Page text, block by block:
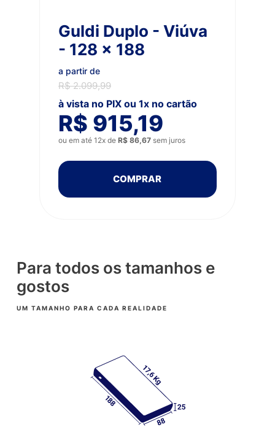
Guldi Duplo - Viúva
- 128 x 188
a partir de
R$ 2.099,99
à vista no PIX ou 1x no cartão
R$ 915,19
ou em até 12x de R$ 86,67sem juros
COMPRAR
Para todos os tamanhos e
gostos
UM TAMANHO PARA CADA REALIDADE